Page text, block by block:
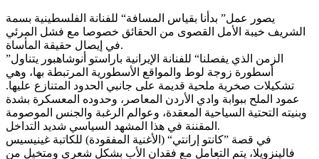
يصور عمل” بدأنا بقياس المسافة“ للفنانة الفلسطينية بسمة
الشريف خيبة الأمل القصوى من الحقائق خصوصا مع فشل المرئي
في إيصال حقيقة المأساة.
”الزمن الذي يفصلنا“ للفنانة الإيرانية باراستو أنوشاهبور يتناول
أسطورة زوجة لوط والمواقع الأسطورية المرتبطة بها، وهي
تشكيلات صخرية ملحية قديمة على جانبي الحدود المتنازع عليها.
عمود الملح ببوابة وادي الأردن المعاصر، وحدوده المعسكرة بشدة
وبنيته التحتية السياحية المعقدة، وعوالم الرغبة والجنس الموصومة
المقننة في هذا المشهد السياسي شديد التداخل.
في قصة ”كانتو إرانتي“ (الأغنية المفقودة) للكاتبة غينيسيس
فالينزويلا، يتم التعامل مع فقدان الأب بشكل شعري ومتخيل من